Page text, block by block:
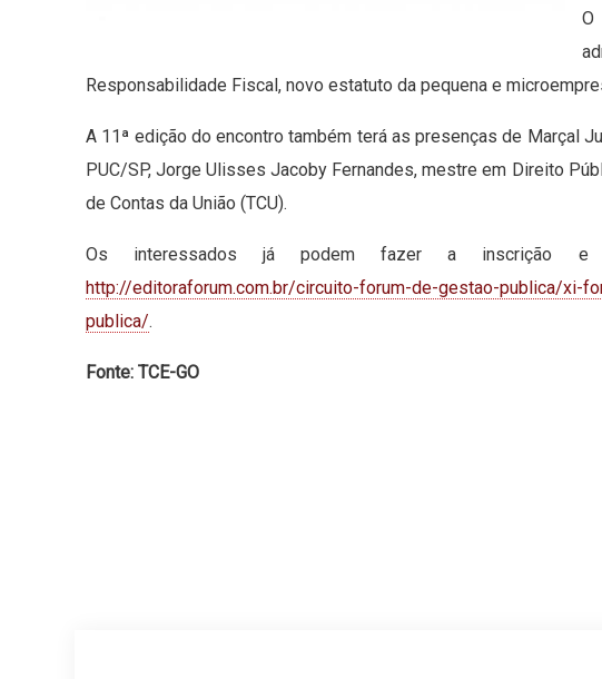
O
Responsabilidade Fiscal, novo estatuto da pequena e
A 11ª edição do encontro também terá as presenças de Marçal
PUC/SP, Jorge Ulisses Jacoby Fernandes, mestre em Direito
de Contas da União (TCU).
Os interessados já podem fazer a inscrição
http://editoraforum.com.br/circuito-forum-de-gestao-publica/xi-
publica/.
Fonte: TCE-GO